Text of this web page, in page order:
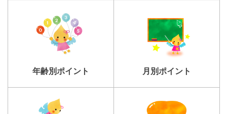
年齢別ポイント 月別ポイント